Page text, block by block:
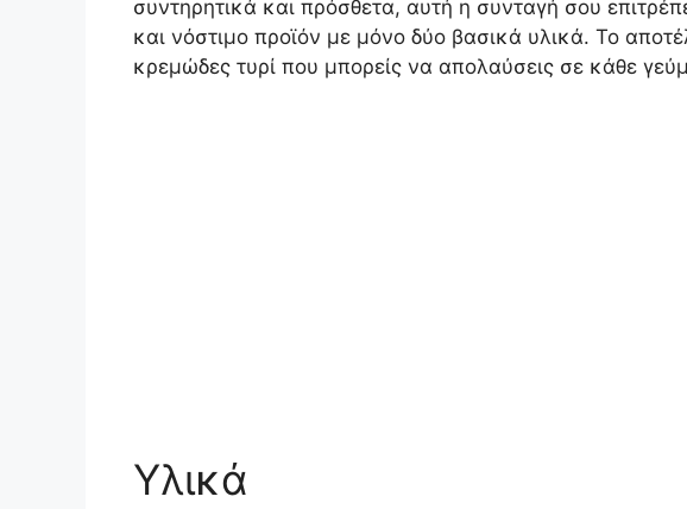
συντηρητικά και πρόσθετα, αυτή η συνταγή σου
και νόστιμο προϊόν με μόνο δύο βασικά υλικά. Το
κρεμώδες τυρί που μπορείς να απολαύσεις σε κάθε
Υλικά